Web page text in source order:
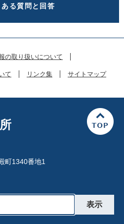
ある質問と回答
の取り扱いについて
て リンク集 サイトマップ
町1340番地1